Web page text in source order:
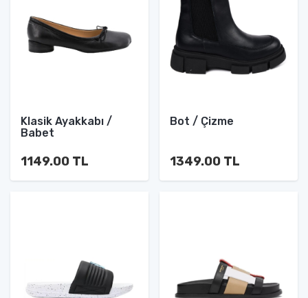
Klasik Ayakkabı /
Babet
1149.00 TL
Bot / Çizme
1349.00 TL